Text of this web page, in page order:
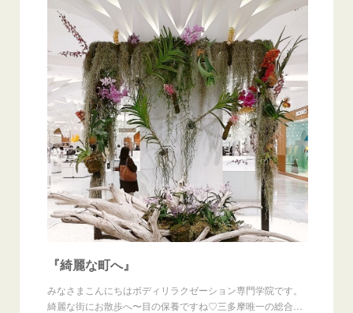
『綺麗な町へ』
みなさまこんにちはボディリラクゼーション専門学院です。
綺麗な街にお散歩へ〜目の保養ですね♡三多摩唯一の総合…